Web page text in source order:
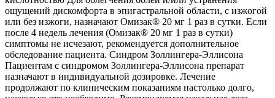
ощущений дискомфорта в эпигастральной области, с изжогой
или без изжоги, назначают Омизак® 20 мг 1 раз в сутки. Если
после 4 недель лечения (Омизак® 20 мг 1 раз в сутки)
симптомы не исчезают, рекомендуется дополнительное
обследование пациента. Синдром Золлингера-Эллисона
Пациентам с синдромом Золлингера-Эллисона препарат
назначают в индивидуальной дозировке. Лечение
продолжают по клиническим показаниям настолько долго,